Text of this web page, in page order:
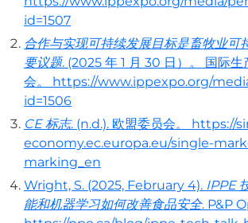
id=1507
合作与实现可持续发展目标是畜牧业可
要议题. (2025 年 1 月 30 日）。 国际
会。 https://www.ippexpo.org/
id=1506
CE 标志. (n.d.). 欧盟委员会。
economy.ec.europa.eu/single-
marking_en
Wright, S. (2025, February 4). IPPE
能和机器学习如何改善食品安全. P&P